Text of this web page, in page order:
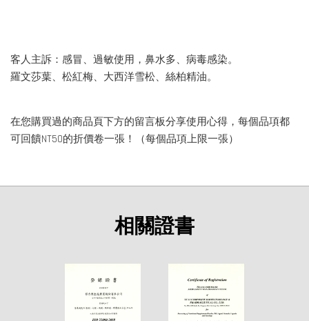
客人主訴：感冒、過敏使用，鼻水多、病毒感染。
羅文莎葉、松紅梅、大西洋雪松、絲柏精油。
在您購買過的商品頁下方的留言板分享使用心得，每個品項都
可回饋NT50的折價卷一張！（每個品項上限一張）
相關證書